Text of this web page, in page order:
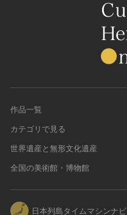
作品一覧
カテゴリで見る
世界遺産と無形文化遺産
全国の美術館・博物館
日本列島タイムマシンナビ